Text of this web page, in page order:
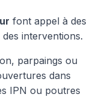
font appel à des
interventions.
parpaings ou
dans
IPN ou poutres